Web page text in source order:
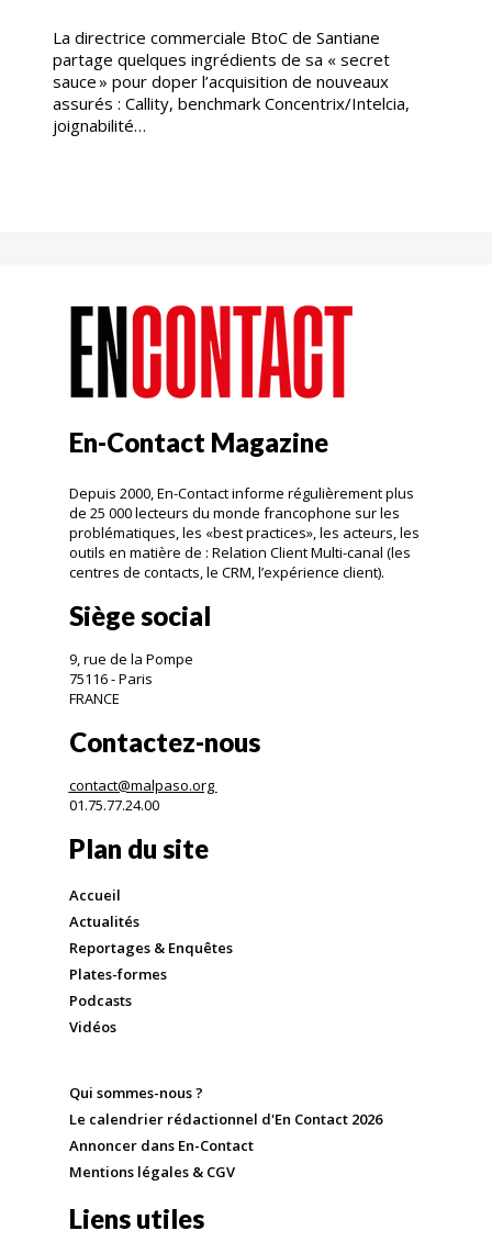
La directrice commerciale BtoC de Santiane
partage quelques ingrédients de sa « secret
sauce » pour doper l’acquisition de nouveaux
assurés : Callity, benchmark Concentrix/Intelcia,
joignabilité…
En-Contact Magazine
Depuis 2000, En-Contact informe régulièrement plus
de 25 000 lecteurs du monde francophone sur les
problématiques, les «best practices», les acteurs, les
outils en matière de : Relation Client Multi-canal (les
centres de contacts, le CRM, l’expérience client).
Siège social
9, rue de la Pompe
75116 - Paris
FRANCE
Contactez-nous
contact@malpaso.org
01.75.77.24.00
Plan du site
Accueil
Actualités
Reportages & Enquêtes
Plates-formes
Podcasts
Vidéos
Qui sommes-nous ?
Le calendrier rédactionnel d'En Contact 2026
Annoncer dans En-Contact
Mentions légales & CGV
Liens utiles